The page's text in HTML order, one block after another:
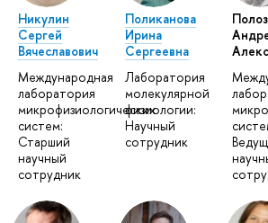
Никулин
Сергей
Вячеславович
Mеждународная
лаборатория
микрофизиологических
систем:
Старший
научный
сотрудник
Поликанова
Ирина
Сергеевна
Лаборатория
молекулярной
физиологии:
Научный
сотрудник